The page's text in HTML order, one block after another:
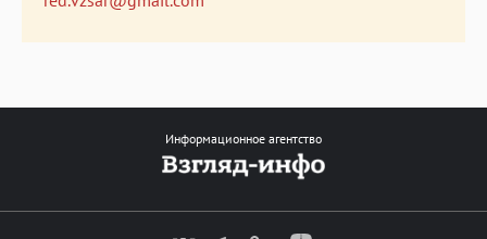
Информационное агентство